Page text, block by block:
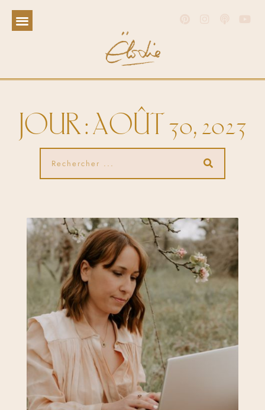
JOUR : AOÛT 30, 2023